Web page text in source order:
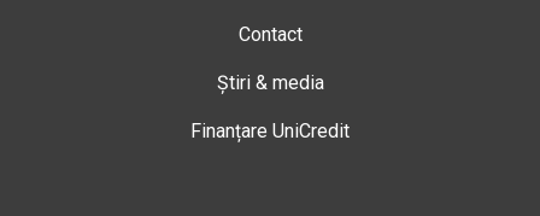
Contact
Știri & media
Finanțare UniCredit